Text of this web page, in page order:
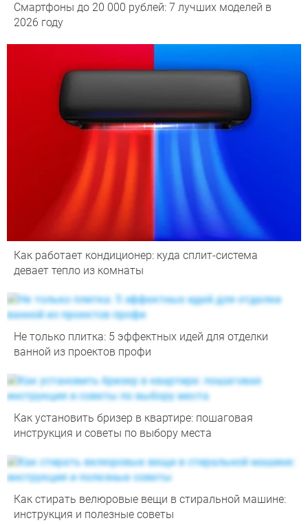
Смартфоны до 20 000 рублей: 7 лучших моделей в
2026 году
Как работает кондиционер: куда сплит-система
девает тепло из комнаты
Не только плитка: 5 эффектных идей для отделки
ванной из проектов профи
Как установить бризер в квартире: пошаговая
инструкция и советы по выбору места
Как стирать велюровые вещи в стиральной машине:
инструкция и полезные советы